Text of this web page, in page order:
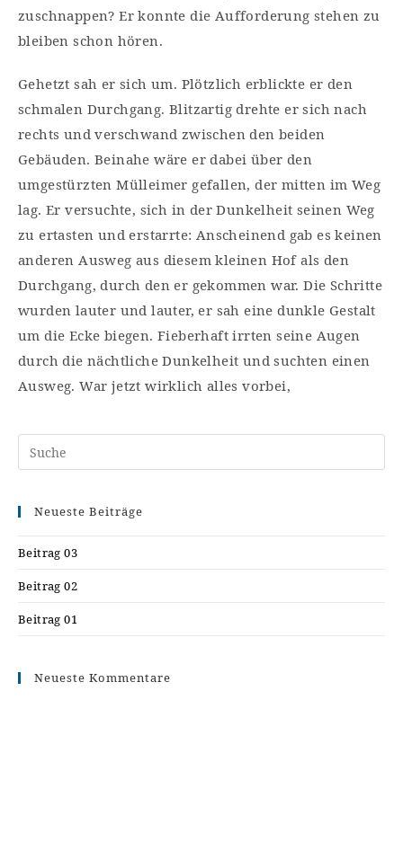
zuschnappen? Er konnte die Aufforderung stehen zu
bleiben schon hören.
Gehetzt sah er sich um. Plötzlich erblickte er den
schmalen Durchgang. Blitzartig drehte er sich nach
rechts und verschwand zwischen den beiden
Gebäuden. Beinahe wäre er dabei über den
umgestürzten Mülleimer gefallen, der mitten im Weg
lag. Er versuchte, sich in der Dunkelheit seinen Weg
zu ertasten und erstarrte: Anscheinend gab es keinen
anderen Ausweg aus diesem kleinen Hof als den
Durchgang, durch den er gekommen war. Die Schritte
wurden lauter und lauter, er sah eine dunkle Gestalt
um die Ecke biegen. Fieberhaft irrten seine Augen
durch die nächtliche Dunkelheit und suchten einen
Ausweg. War jetzt wirklich alles vorbei,
Search
this
Neueste Beiträge
Beitrag 03
Beitrag 02
Beitrag 01
Neueste Kommentare